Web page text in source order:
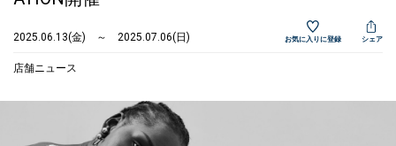
2025.06.13(金) ～ 2025.07.06(日) お気に入りに登録 シェア
店舗ニュース